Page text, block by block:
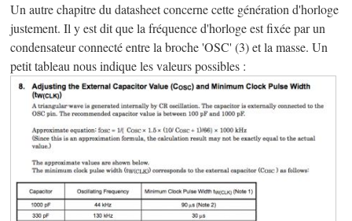
Un autre chapitre du datasheet concerne cette génération d'horloge
justement. Il y est dit que la fréquence d'horloge est fixée par un
condensateur connecté entre la broche 'OSC' (3) et la masse. Un
petit tableau nous indique les valeurs possibles :